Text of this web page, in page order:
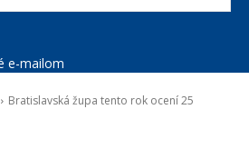
e-mailom
Bratislavská župa tento rok ocení 25